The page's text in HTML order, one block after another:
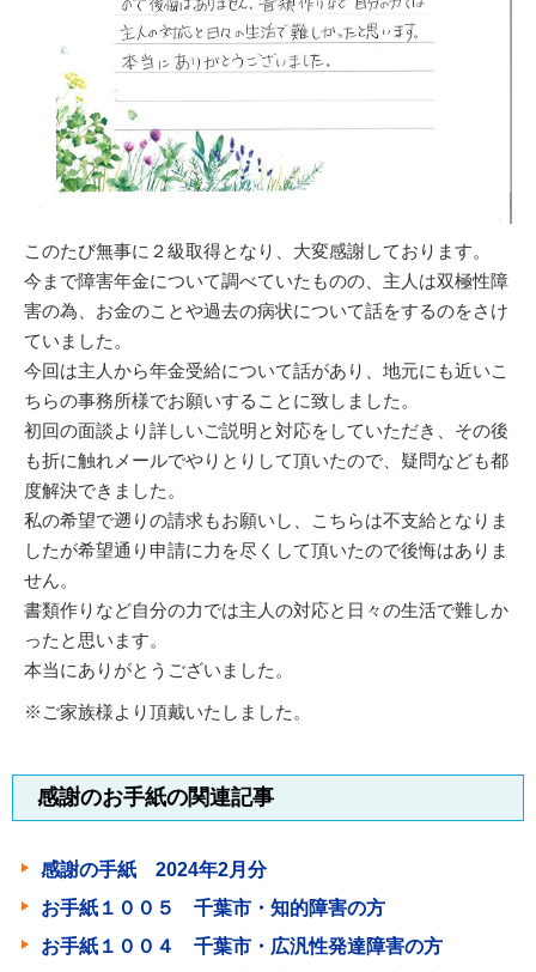
このたび無事に２級取得となり、大変感謝しております。
今まで障害年金について調べていたものの、主人は双極性障
害の為、お金のことや過去の病状について話をするのをさけ
ていました。
今回は主人から年金受給について話があり、地元にも近いこ
ちらの事務所様でお願いすることに致しました。
初回の面談より詳しいご説明と対応をしていただき、その後
も折に触れメールでやりとりして頂いたので、疑問なども都
度解決できました。
私の希望で遡りの請求もお願いし、こちらは不支給となりま
したが希望通り申請に力を尽くして頂いたので後悔はありま
せん。
書類作りなど自分の力では主人の対応と日々の生活で難しか
ったと思います。
本当にありがとうございました。
※ご家族様より頂戴いたしました。
感謝のお手紙の関連記事
感謝の手紙 2024年2月分
お手紙１００５ 千葉市・知的障害の方
お手紙１００４ 千葉市・広汎性発達障害の方